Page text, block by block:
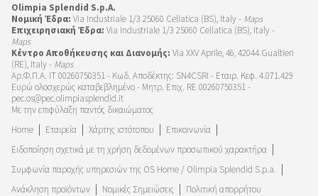
Olimpia Splendid S.p.A.
Νομική Έδρα: Via Industriale 1/3 25060 Cellatica (BS), Italy - Maps
Επιχειρησιακή Έδρα: Via Industriale 1/3 25060 Cellatica (BS), Italy -
Maps
Κέντρο Αποθήκευσης και Διανομής: Via XXV Aprile, 46, 42044 Gualtieri
(RE), Italy - Maps
Αρ.Φ.Π.Α. IT 00260750351 - Κωδ. Αποδέκτης: SN4CSRI - Εταιρ. Κεφ. 4.071.429
Ευρώ ολοσχερώς καταβεβλημένο - Μητρ. Επιχ. RE 00260750351 -
pec.os@pec.olimpiasplendid.it
Με την επιφύλαξη παντός δικαιώματος
Home
Εταιρεία Χάρτης ιστότοπου
Επικοινωνία
Ειδοποίηση σχετικά με τη χρήση δεδομένων προσωπικού χαρακτήρα
Συμφωνία παροχής υπηρεσιών της OS Home / Olimpia Splendid S.p.a.
Ανάκληση προϊόντων
Νομικές Σημειώσεις
Πολιτική απορρήτου